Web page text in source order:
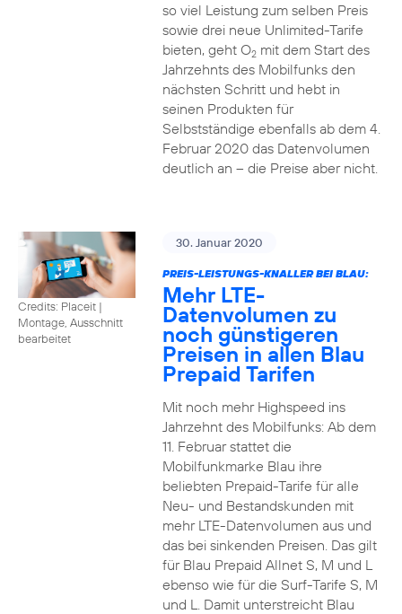
so viel Leistung zum selben Preis
sowie drei neue Unlimited-Tarife
bieten, geht O2mit dem Start des
Jahrzehnts des Mobilfunks den
nächsten Schritt und hebt in
seinen Produkten für
Selbstständige ebenfalls ab dem 4.
Februar 2020 das Datenvolumen
deutlich an – die Preise aber nicht.
Credits: Placeit |
Montage, Ausschnitt
bearbeitet
30. Januar 2020
PREIS-LEISTUNGS-KNALLER BEI BLAU:
Mehr LTE-
Datenvolumen zu
noch günstigeren
Preisen in allen Blau
Prepaid Tarifen
Mit noch mehr Highspeed ins
Jahrzehnt des Mobilfunks: Ab dem
11. Februar stattet die
Mobilfunkmarke Blau ihre
beliebten Prepaid-Tarife für alle
Neu- und Bestandskunden mit
mehr LTE-Datenvolumen aus und
das bei sinkenden Preisen. Das gilt
für Blau Prepaid Allnet S, M und L
ebenso wie für die Surf-Tarife S, M
und L. Damit unterstreicht Blau